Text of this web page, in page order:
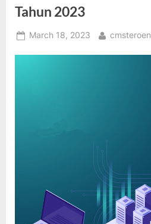
Tahun 2023
Posted
March 18, 2023 By
cmsteroen